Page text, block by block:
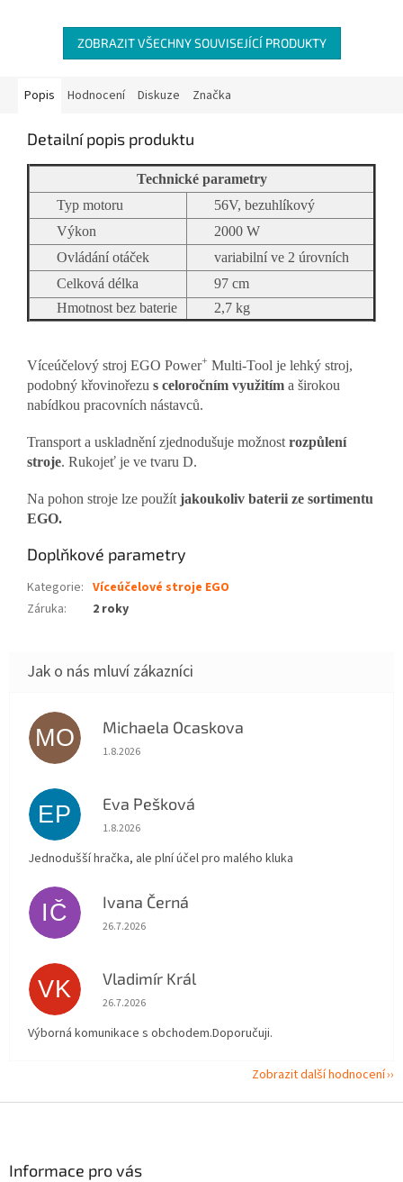
ZOBRAZIT VŠECHNY SOUVISEJÍCÍ PRODUKTY
Popis Hodnocení Diskuze Značka
Detailní popis produktu
Technické parametry
Typ motoru
56V, bezuhlíkový
Výkon
2000 W
Ovládání otáček
variabilní ve 2 úrovních
Celková délka
97 cm
Hmotnost bez baterie
2,7 kg
Víceúčelový stroj EGO Power+ Multi-Tool je lehký stroj,
podobný křovinořezu s celoročním využitím a širokou
nabídkou pracovních nástavců.
Transport a uskladnění zjednodušuje možnost rozpůlení
stroje. Rukojeť je ve tvaru D.
Na pohon stroje lze použít jakoukoliv baterii ze sortimentu
EGO.
Doplňkové parametry
Kategorie: Víceúčelové stroje EGO
Záruka: 2 roky
MO Michaela Ocaskova
Hodnocení obchodu je 5 z 5 hvězdiček.
1.8.2026
EP Eva Pešková
Hodnocení obchodu je 5 z 5 hvězdiček.
1.8.2026
Jednodušší hračka, ale plní účel pro malého kluka
IČ Ivana Černá
Hodnocení obchodu je 5 z 5 hvězdiček.
26.7.2026
VK Vladimír Král
Hodnocení obchodu je 5 z 5 hvězdiček.
26.7.2026
Výborná komunikace s obchodem.Doporučuji.
Zobrazit další hodnocení
Informace pro vás